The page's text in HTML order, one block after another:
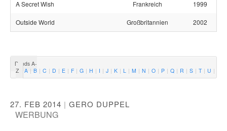
A Secret Wish Frankreich 1999
Outside World Großbritannien 2002
Bands A-
Z
A B C D E F G H I J K L M N O P Q R S T U
27. FEB 2014 | GERO DUPPEL
WERBUNG